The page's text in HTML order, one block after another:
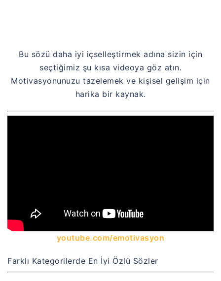
Bu sözü daha iyi içselleştirmek adına sizin için
seçtiğimiz şu kısa videoya göz atın.
Motivasyonunuzu tazelemek ve kişisel gelişim için
harika bir kaynak.
youtube.com/emotivasyon
Farklı Kategorilerde En İyi Özlü Sözler